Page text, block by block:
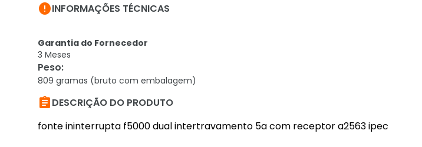
INFORMAÇÕES TÉCNICAS
Garantia do Fornecedor
3 Meses
Peso:
809 gramas (bruto com embalagem)
DESCRIÇÃO DO PRODUTO
fonte ininterrupta f5000 dual intertravamento 5a com receptor a2563 ipec